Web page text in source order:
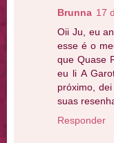
Brunna 17
Oii Ju, eu
esse é o
que Quase
eu li A
próximo,
suas
Responder